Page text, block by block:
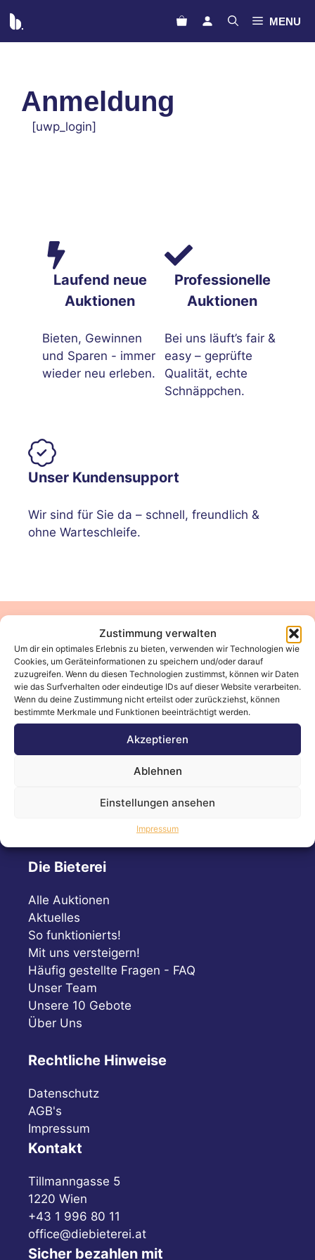
Zustimmung verwalten
Um dir ein optimales Erlebnis zu bieten, verwenden wir Technologien wie
Cookies, um Geräteinformationen zu speichern und/oder darauf
zuzugreifen. Wenn du diesen Technologien zustimmst, können wir Daten
wie das Surfverhalten oder eindeutige IDs auf dieser Website verarbeiten.
Wenn du deine Zustimmung nicht erteilst oder zurückziehst, können
bestimmte Merkmale und Funktionen beeinträchtigt werden.
Akzeptieren
Ablehnen
Einstellungen ansehen
Impressum
Inhalt
springen
MENU
Anmeldung
[uwp_login]
Laufend neue
Auktionen
Bieten, Gewinnen
und Sparen - immer
wieder neu erleben.
Professionelle
Auktionen
Bei uns läuft’s fair &
easy – geprüfte
Qualität, echte
Schnäppchen.
Unser Kundensupport
Wir sind für Sie da – schnell, freundlich &
ohne Warteschleife.
Folgen Sie uns!
Bleiben Sie immer auf dem Laufenden!
Instagram
Facebook
LinkedIn
Die Bieterei
Alle Auktionen
Aktuelles
So funktionierts!
Mit uns versteigern!
Häufig gestellte Fragen - FAQ
Unser Team
Unsere 10 Gebote
Über Uns
Rechtliche Hinweise
Datenschutz
AGB's
Impressum
Kontakt
Tillmanngasse 5
1220 Wien
+43 1 996 80 11
office@diebieterei.at
Sicher bezahlen mit